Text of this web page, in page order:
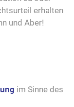
erhalten
und Aber!
im Sinne des